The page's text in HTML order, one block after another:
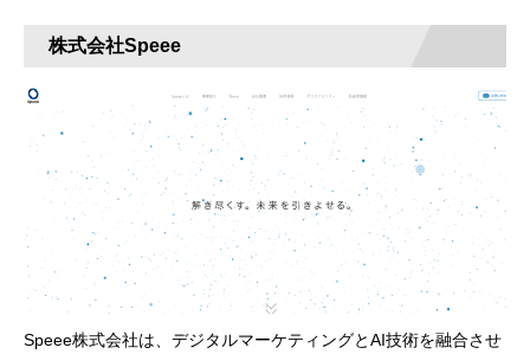
株式会社Speee
Speee株式会社は、デジタルマーケティングとAI技術を融合させ